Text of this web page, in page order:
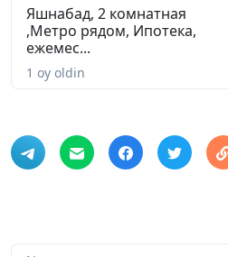
Яшнабад, 2 комнатная
,Метро рядом, Ипотека,
ежемес...
1 oy oldin